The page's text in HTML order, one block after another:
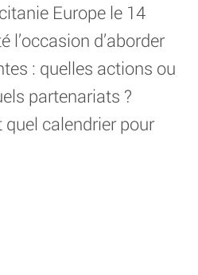
Europe le 14
l’occasion d’aborder
: quelles actions ou
partenariats ?
calendrier pour